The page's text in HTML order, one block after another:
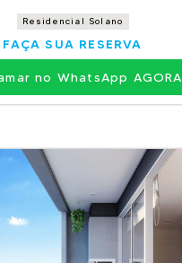
Residencial Solano
FAÇA SUA RESERVA
no WhatsApp AGORA